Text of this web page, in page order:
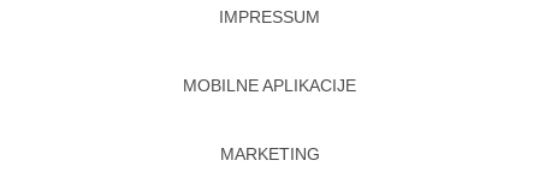
IMPRESSUM
MOBILNE APLIKACIJE
MARKETING